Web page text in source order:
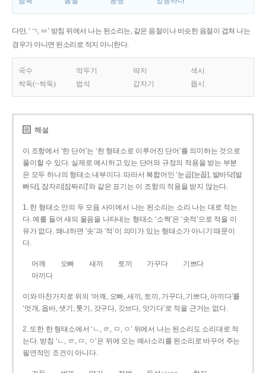
다만, ‘ㄱ, ㅂ’ 받침 뒤에서 나는 된소리는, 같은 음절이나 비슷한 음절이 겹쳐 나는
경우가 아니면 된소리로 적지 아니한다.
국수 깍두기 딱지
색시
싹둑(~싹둑)
법석 갑자기 몹시
해설
이 조항에서 ‘한 단어’는 ‘한 형태소로 이루어진 단어’를 의미하는 것으로
풀이할 수 있다. 실제로 예시하고 있는 단어와 규정의 적용을 받는 부분
은 모두 하나의 형태소 내부이다. 따라서 복합어인 ‘눈곱[눈꼽], 발바닥[발
빠닥], 잠자리[잠짜리]’와 같은 표기는 이 조항의 적용을 받지 않는다.
1. 한 형태소 안의 두 모음 사이에서 나는 된소리는 소리 나는 대로 적는
다. 예를 들어 새의 울음을 나타내는 형태소 ‘소쩍’은 ‘솟적’으로 적을 이
유가 없다. 왜냐하면 ‘솟’과 ‘적’이 의미가 있는 형태소가 아니기 때문이
다.
어깨 오빠 새끼 토끼 가꾸다
기쁘다
아끼다
이와 마찬가지로 위의 ‘어깨, 오빠, 새끼, 토끼, 가꾸다, 기쁘다, 아끼다’를
‘엇개, 옵바, 샛기, 톳기, 갓구다, 깃브다, 앗기다’로 적을 근거는 없다.
2. 또한 한 형태소에서 ‘ㄴ, ㄹ, ㅁ, ㅇ’ 뒤에서 나는 된소리도 소리대로 적
는다. 받침 ‘ㄴ, ㄹ, ㅁ, ㅇ’은 뒤에 오는 예사소리를 된소리로 바꾸어 주는
필연적인 조건이 아니다.